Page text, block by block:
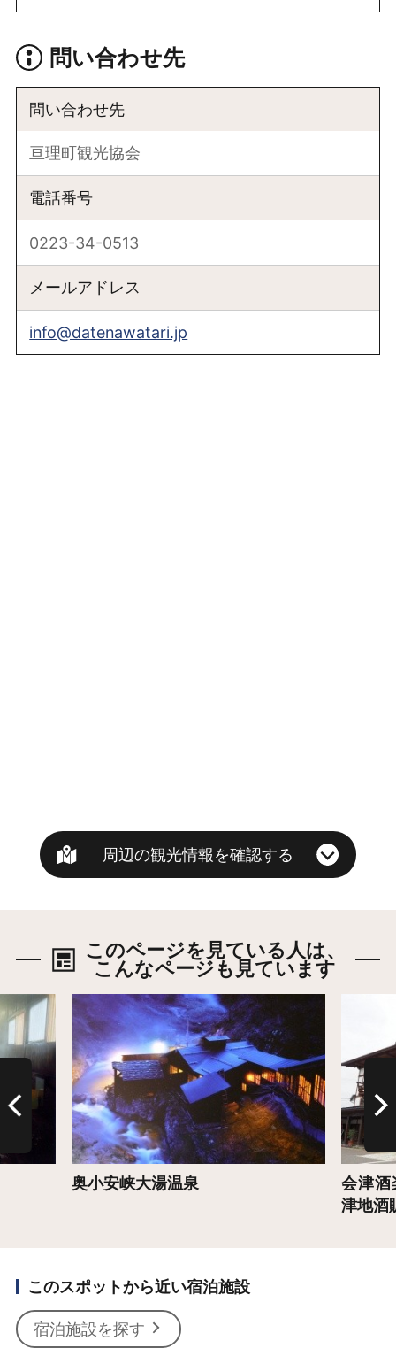
問い合わせ先
問い合わせ先
亘理町観光協会
電話番号
0223-34-0513
メールアドレス
info@datenawatari.jp
周辺の観光情報を確認する
このページを見ている人は、
こんなページも見ています
奥小安峡大湯温泉
詳細はこちら
会津酒
津地酒
このスポットから近い宿泊施設
宿泊施設を探す